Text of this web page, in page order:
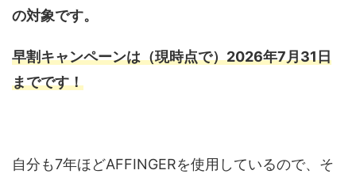
の対象です。
早割キャンペーンは（現時点で）2026年7月31日
までです！
自分も7年ほどAFFINGERを使用しているので、そ